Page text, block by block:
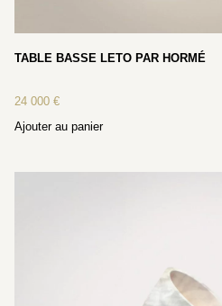
TABLE BASSE LETO PAR HORMÉ
24 000 €
Ajouter au panier